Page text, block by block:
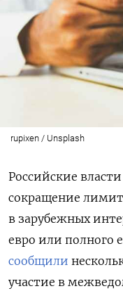
rupixen / Unsplash
Российские
сокращение
в зарубежных
евро или полного
сообщили
участие в